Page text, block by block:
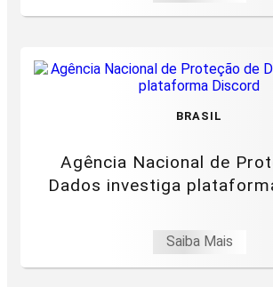
BRASIL
Agência Nacional de
Dados investiga
Saiba Mais